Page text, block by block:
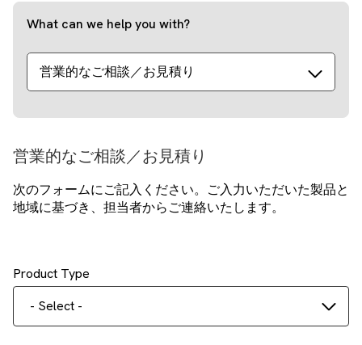
What can we help you with?
営業的なご相談／お見積り
営業的なご相談／お見積り
次のフォームにご記入ください。ご入力いただいた製品と
地域に基づき、担当者からご連絡いたします。
Product Type
- Select -